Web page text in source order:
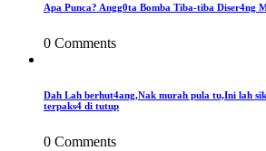
Apa Punca? Angg0ta Bomba Tiba-tiba Diser4ng
0 Comments
Dah Lah berhut4ang,Nak murah pula tu,Ini lah
terpaks4 di tutup
0 Comments